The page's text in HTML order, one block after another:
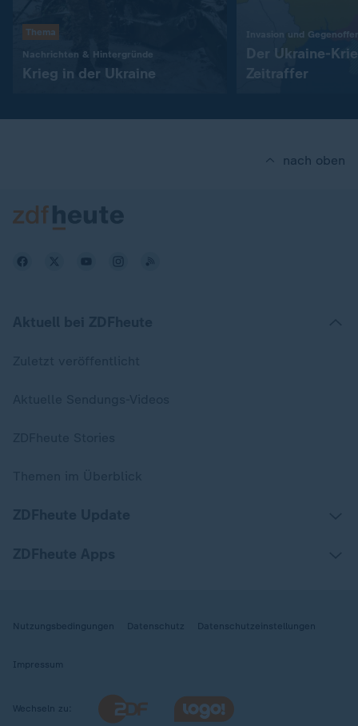
Thema
Nachrichten & Hintergründe
Krieg in der Ukraine
Invasion und
Der Ukraine-
Zeitraffer
nach oben
Nutzungsbedingungen Datenschutz Datenschutzeinstellungen
Impressum
Wechseln zu: